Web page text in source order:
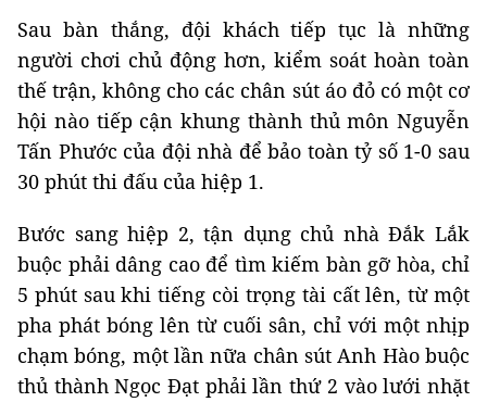
Sau bàn thắng, đội khách tiếp tục là những
người chơi chủ động hơn, kiểm soát hoàn toàn
thế trận, không cho các chân sút áo đỏ có một cơ
hội nào tiếp cận khung thành thủ môn Nguyễn
Tấn Phước của đội nhà để bảo toàn tỷ số 1-0 sau
30 phút thi đấu của hiệp 1.
Bước sang hiệp 2, tận dụng chủ nhà Đắk Lắk
buộc phải dâng cao để tìm kiếm bàn gỡ hòa, chỉ
5 phút sau khi tiếng còi trọng tài cất lên, từ một
pha phát bóng lên từ cuối sân, chỉ với một nhịp
chạm bóng, một lần nữa chân sút Anh Hào buộc
thủ thành Ngọc Đạt phải lần thứ 2 vào lưới nhặt